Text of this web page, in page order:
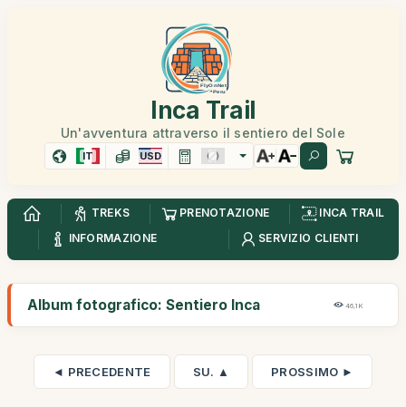
Inca Trail
Un'avventura attraverso il sentiero del Sole
IT USD
TREKS PRENOTAZIONE
INCA TRAIL
INFORMAZIONE
SERVIZIO CLIENTI
Album fotografico: Sentiero Inca 46,1K
◄ PRECEDENTE SU. ▲ PROSSIMO ►